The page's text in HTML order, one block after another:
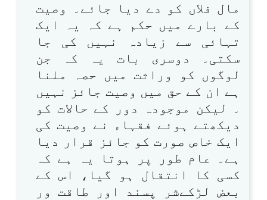
مال فلاں کو دے دیا جائے۔ وصیت
کے بارے میں حکم ہے کہ یہ ایک
تہائی سے زیادہ نہیں کی جا
سکتی۔ دوسری بات یہ کہ جن
لوگوں کو وراثت میں حصہ ملنا
ہے ان کے حق میں وصیت جائز نہیں
۔ لیکن موجودہ دور کے حالات کو
دیکھتے ہوئے فقہاء نے وصیت کی
ایک خاص صورت کو جائز قرار دیا
ہے۔ عام طور پر ہوتا یہ ہے کہ
کسی کا انتقال ہو گیا، اس کے
بعض لڑکےشر پسند اور طاقت ور